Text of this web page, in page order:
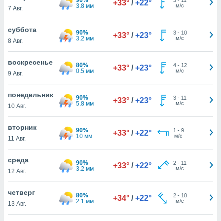
действия
рекламу
нашей
cookie
cookie
в
нашего
7 Авг.
3.8 мм
+33° / +22°
м/с
суббота
8 Авг.
90%
3.2 мм
+33° / +23° 3- 10
м/с
воскресенье
9 Авг.
80%
0.5 мм
+33° / +23° 4- 12
м/с
понедельник
10 Авг.
90%
5.8 мм
+33° / +23° 3- 11
м/с
вторник
11 Авг.
90%
10 мм
+33° / +22° 1 - 9
м/с
среда
12 Авг.
90%
3.2 мм
+33° / +22° 2- 11
м/с
четверг
13 Авг.
80%
2.1 мм
+34° / +22° 2- 10
м/с